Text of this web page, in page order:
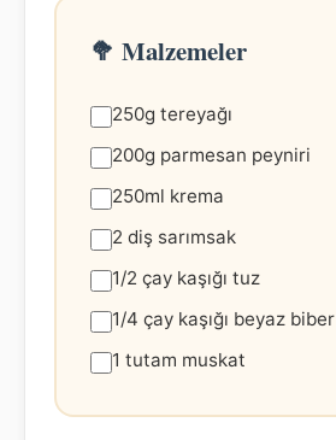
🥦 Malzemeler
250g tereyağı
200g parmesan peyniri
250ml krema
2 diş sarımsak
1/2 çay kaşığı tuz
1/4 çay kaşığı beyaz biber
1 tutam muskat